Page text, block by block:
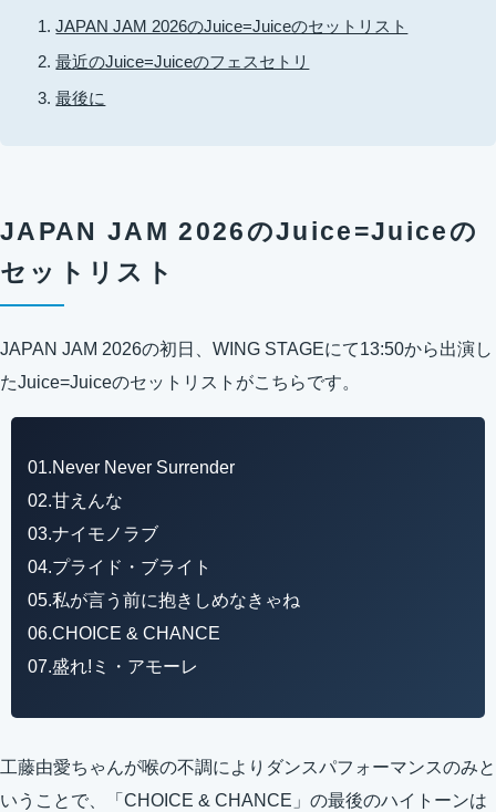
JAPAN JAM 2026のJuice=Juiceのセットリスト
最近のJuice=Juiceのフェスセトリ
最後に
JAPAN JAM 2026のJuice=Juiceの
セットリスト
JAPAN JAM 2026の初日、WING STAGEにて13:50から出演し
たJuice=Juiceのセットリストがこちらです。
01.Never Never Surrender
02.甘えんな
03.ナイモノラブ
04.プライド・ブライト
05.私が言う前に抱きしめなきゃね
06.CHOICE & CHANCE
07.盛れ!ミ・アモーレ
工藤由愛ちゃんが喉の不調によりダンスパフォーマンスのみと
いうことで、「CHOICE & CHANCE」の最後のハイトーンは